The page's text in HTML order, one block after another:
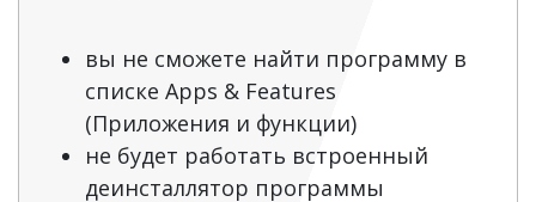
вы не сможете найти программу в
списке Apps & Features
(Приложения и функции)
не будет работать встроенный
деинсталлятор программы